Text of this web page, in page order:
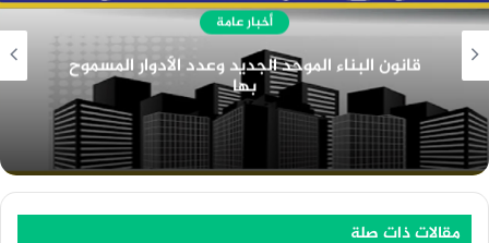
أخبار عامة
دور ادارة الموارد البشرية في المؤسسات التعليمية
مقالات ذات صلة